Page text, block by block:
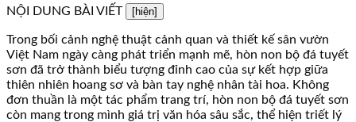
NỘI DUNG BÀI VIẾT [hiện]
Trong bối cảnh nghệ thuật cảnh quan và thiết kế sân vườn
Việt Nam ngày càng phát triển mạnh mẽ, hòn non bộ đá tuyết
sơn đã trở thành biểu tượng đỉnh cao của sự kết hợp giữa
thiên nhiên hoang sơ và bàn tay nghệ nhân tài hoa. Không
đơn thuần là một tác phẩm trang trí, hòn non bộ đá tuyết sơn
còn mang trong mình giá trị văn hóa sâu sắc, thể hiện triết lý